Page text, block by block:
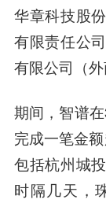
华章科技股
有限责任公
有限公司（外
期间，智谱
完成一笔金
包括杭州城
时隔几天，